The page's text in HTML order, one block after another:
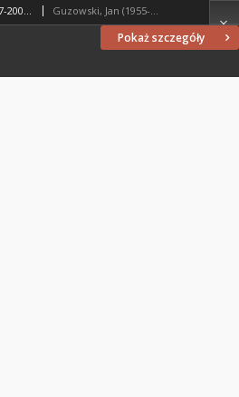
Pokaż szczegóły
Studia Warmińskie T. 44-45 (2007-2008) - cały numer Guzowski, Jan (1955- ). Redaktor naczelny